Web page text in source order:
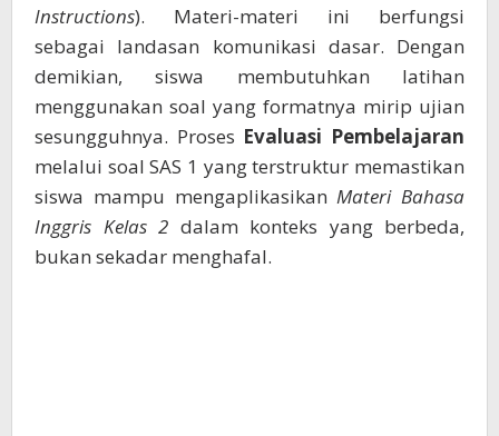
Instructions). Materi-materi ini berfungsi
sebagai landasan komunikasi dasar. Dengan
demikian, siswa membutuhkan latihan
menggunakan soal yang formatnya mirip ujian
sesungguhnya. Proses Evaluasi Pembelajaran
melalui soal SAS 1 yang terstruktur memastikan
siswa mampu mengaplikasikanMateri Bahasa
Inggris Kelas 2 dalam konteks yang berbeda,
bukan sekadar menghafal.